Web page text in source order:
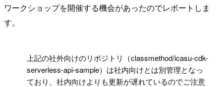
ワークショップを開催する機会があったのでレポートしま
す。
上記の社外向けのリポジトリ（classmethod/icasu-cdk-
serverless-api-sample）は社内向けとは別管理となっ
ており、社内向けよりも更新が遅れているのでご注意